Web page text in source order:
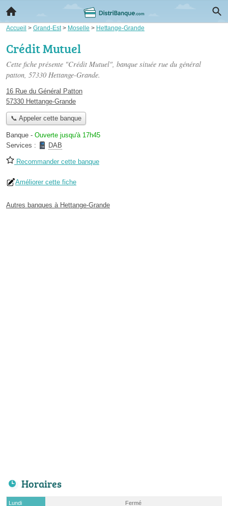
Accueil > Grand-Est> Moselle > Hettange-Grande
Crédit Mutuel
Cette fiche présente "Crédit Mutuel", banque située rue du général
patton, 57330 Hettange-Grande.
16 Rue du Général Patton
57330 Hettange-Grande
📞 Appeler cette banque
Banque - Ouverte jusqu'à 17h45
Services :
DAB
Recommander cette banque
Améliorer cette fiche
Autres banques à Hettange-Grande
Horaires
Lundi
Fermé